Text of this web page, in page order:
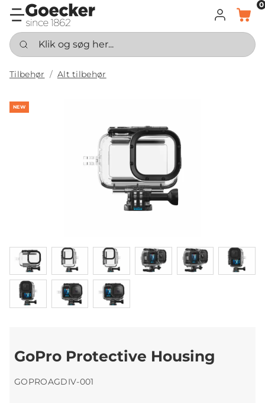
LOG INDKURV
0
Klik og søg her...
Tilbehør Alt tilbehør
NEW
GoPro Protective Housing
GOPROAGDIV-001